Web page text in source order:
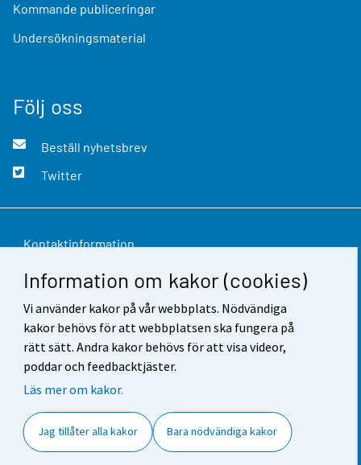
Information om kakor (cookies)
Vi använder kakor på vår webbplats. Nödvändiga
kakor behövs för att webbplatsen ska fungera på
rätt sätt. Andra kakor behövs för att visa videor,
poddar och feedbacktjäster.
Läs mer om kakor.
Jag tillåter alla kakor Bara nödvändiga kakor
Kommande publiceringar
Undersökningsmaterial
Följ oss
Beställ nyhetsbrev
Twitter
Kontaktinformation
Respons
Användarvillkor
Dataskydd
Tillgänglighet
Cookie-inställningar